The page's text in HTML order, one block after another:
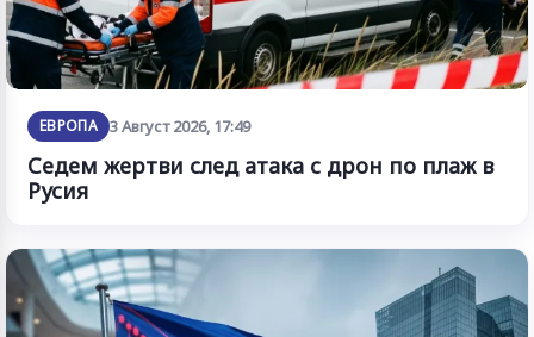
ЕВРОПА 3 Август 2026, 17:49
Седем жертви след атака с дрон по плаж в
Русия